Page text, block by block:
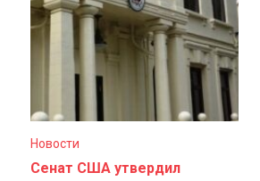
Новости
Сенат США утвердил